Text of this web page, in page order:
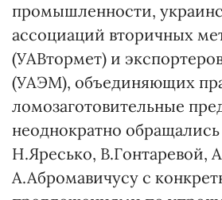
промышленности,
ассоциаций вторичных
(УАВтормет) и
(УАЭМ), объединяющих
ломозаготовительные
неоднократно
Н.Яресько, В.Гонтаревой,
А.Абромавичусу с